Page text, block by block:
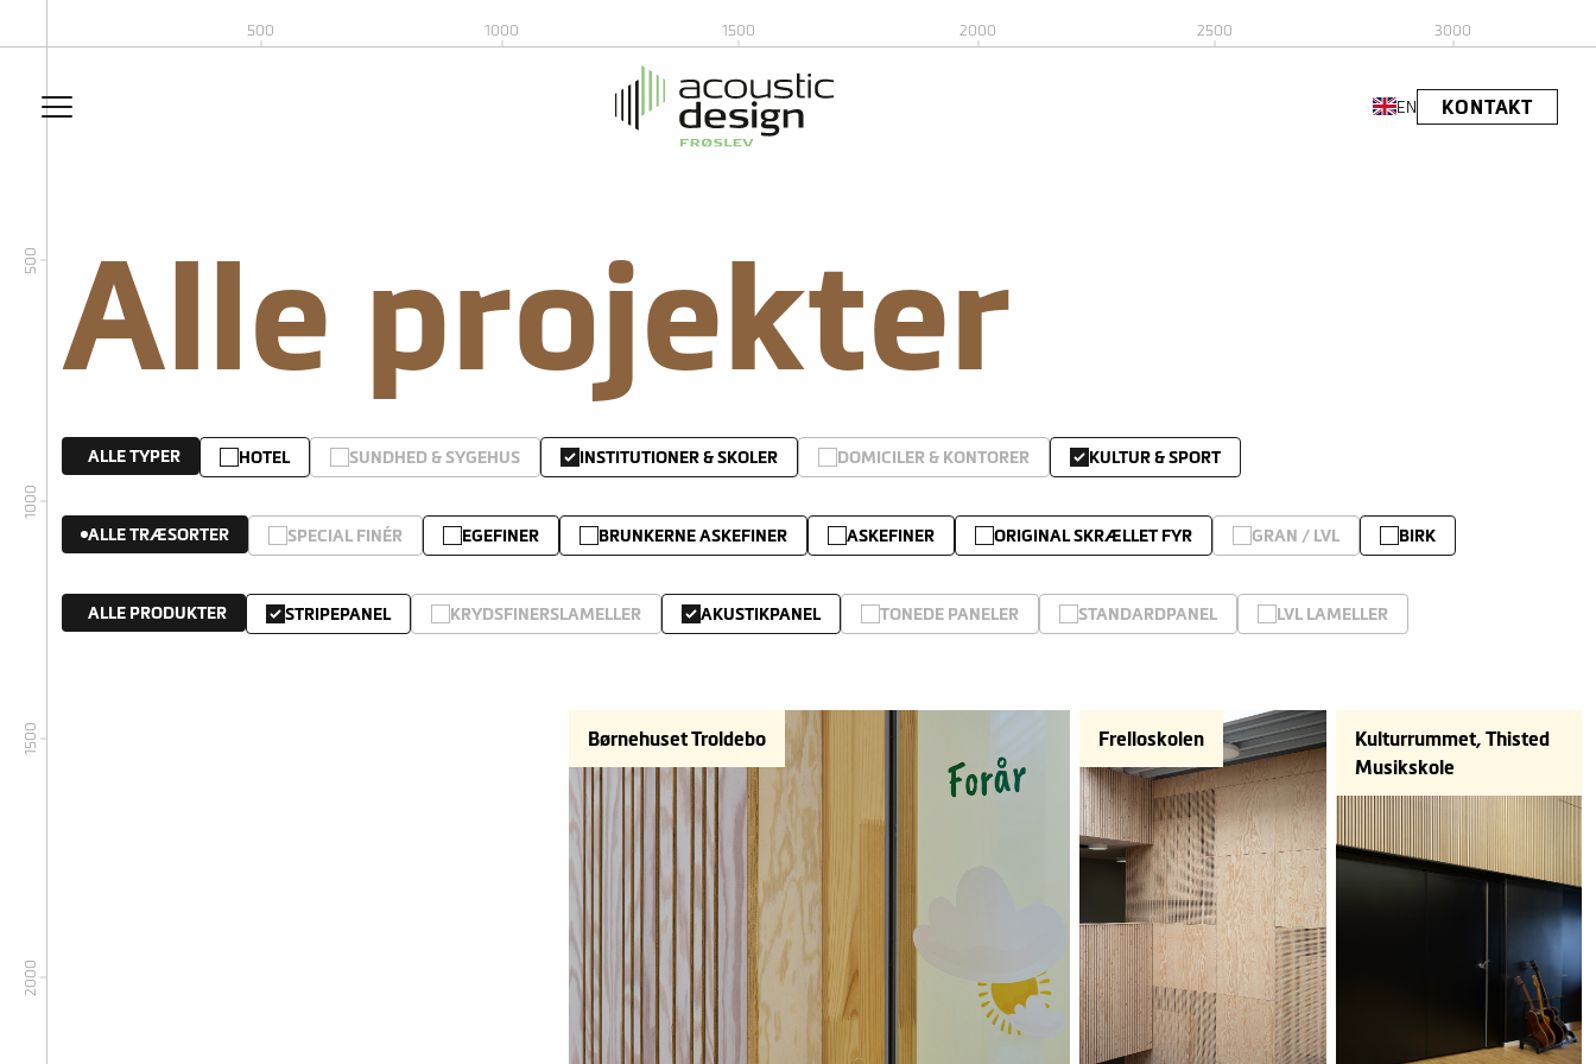
EN KONTAKT
500 1000 1500 2000 2500 3000
500
1000
1500
2000
Alle projekter
ALLE TYPER HOTEL SUNDHED & SYGEHUS INSTITUTIONER & SKOLER DOMICILER & KONTORER KULTUR & SPORT
ALLE TRÆSORTER SPECIAL FINÉR EGEFINER BRUNKERNE ASKEFINER ASKEFINER ORIGINAL SKRÆLLET FYR GRAN / LVL BIRK
ALLE PRODUKTER STRIPEPANEL KRYDSFINERSLAMELLER AKUSTIKPANEL TONEDE PANELER STANDARDPANEL LVL LAMELLER
Børnehuset Troldebo Frelloskolen
Kulturrummet, Thisted
Musikskole